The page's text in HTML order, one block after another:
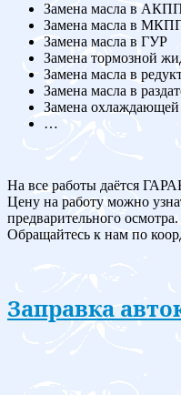
Замена масла в
Замена масла в
Замена масла в ГУР
Замена тормозной
Замена масла в
Замена масла в
Замена охлаждающей
…
На все работы даётся
Цену на работу можно
предварительного осмотра.
Обращайтесь к нам по
Заправка